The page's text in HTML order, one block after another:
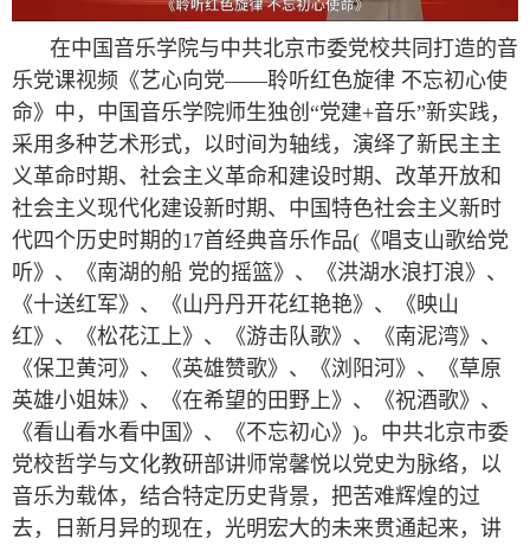
在中国音乐学院与中共北京市委党校共同打造的音
乐党课视频《艺心向党——聆听红色旋律 不忘初心使
命》中，中国音乐学院师生独创“党建+音乐”新实践，
采用多种艺术形式，以时间为轴线，演绎了新民主主
义革命时期、社会主义革命和建设时期、改革开放和
社会主义现代化建设新时期、中国特色社会主义新时
代四个历史时期的17首经典音乐作品(《唱支山歌给党
听》、《南湖的船 党的摇篮》、《洪湖水浪打浪》、
《十送红军》、《山丹丹开花红艳艳》、《映山
红》、《松花江上》、《游击队歌》、《南泥湾》、
《保卫黄河》、《英雄赞歌》、《浏阳河》、《草原
英雄小姐妹》、《在希望的田野上》、《祝酒歌》、
《看山看水看中国》、《不忘初心》)。中共北京市委
党校哲学与文化教研部讲师常馨悦以党史为脉络，以
音乐为载体，结合特定历史背景，把苦难辉煌的过
去，日新月异的现在，光明宏大的未来贯通起来，讲